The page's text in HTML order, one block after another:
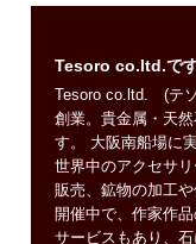
Tesoro co.ltd.で
Tesoro co.ltd. (テ
創業。貴金属・天
す。 大阪南船場に
世界中のアクセサ
販売、鉱物の加工
開催中で、作家作
サービスもあり、